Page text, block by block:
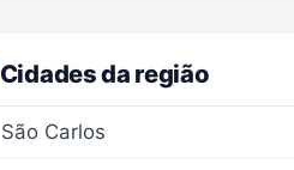
Cidades da região
São Carlos